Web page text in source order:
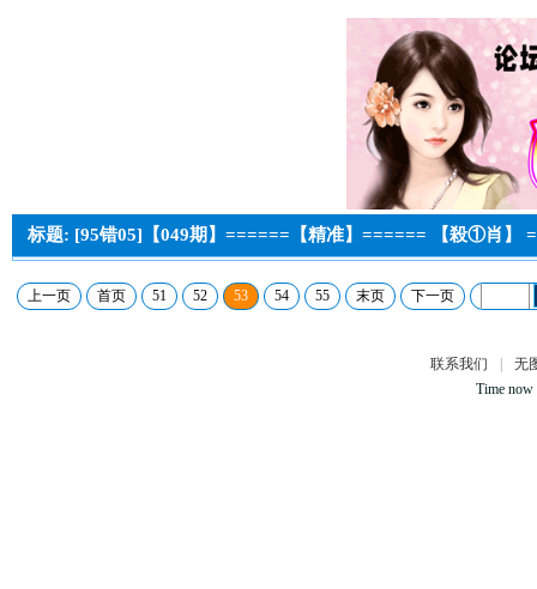
标题: [95错05]【049期】======【精准】====== 【殺①肖】
上一页 首页 51 52 53 54 55 末页 下一页
联系我们
无
Time now